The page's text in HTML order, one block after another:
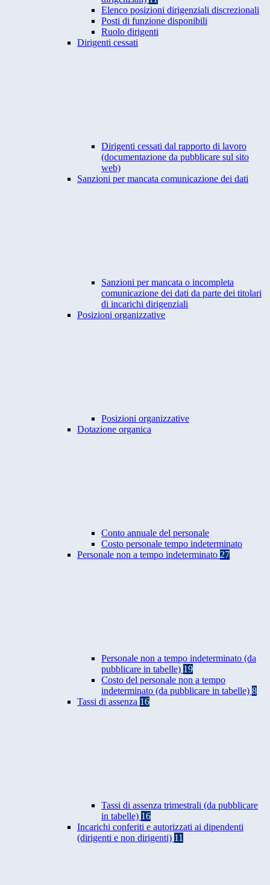
Elenco posizioni dirigenziali discrezionali
Posti di funzione disponibili
Ruolo dirigenti
Dirigenti cessati
Dirigenti cessati dal rapporto di lavoro
(documentazione da pubblicare sul sito
web)
Sanzioni per mancata comunicazione dei dati
Sanzioni per mancata o incompleta
comunicazione dei dati da parte dei titolari
di incarichi dirigenziali
Posizioni organizzative
Posizioni organizzative
Dotazione organica
Conto annuale del personale
Costo personale tempo indeterminato
Personale non a tempo indeterminato 27
Personale non a tempo indeterminato (da
pubblicare in tabelle) 19
Costo del personale non a tempo
indeterminato (da pubblicare in tabelle) 8
Tassi di assenza 16
Tassi di assenza trimestrali (da pubblicare
in tabelle) 16
Incarichi conferiti e autorizzati ai dipendenti
(dirigenti e non dirigenti) 11